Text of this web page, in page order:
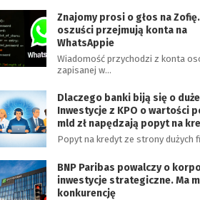
Znajomy prosi o głos na
oszuści przejmują konta na
WhatsAppie
Wiadomość przychodzi z konta
zapisanej w…
Dlaczego banki biją się o
Inwestycje z KPO o wartości
mld zł napędzają popyt na
Popyt na kredyt ze strony dużych
BNP Paribas powalczy o
inwestycje strategiczne. Ma
konkurencję